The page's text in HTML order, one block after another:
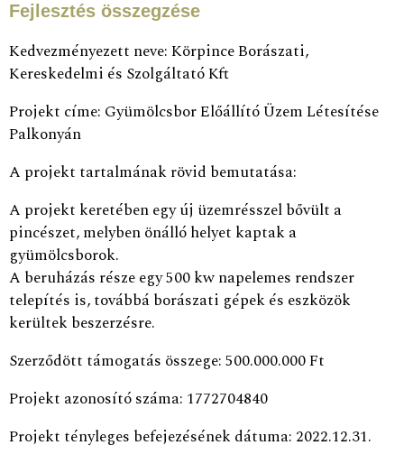
Fejlesztés összegzése
Kedvezményezett neve: Körpince Borászati,
Kereskedelmi és Szolgáltató Kft
Projekt címe: Gyümölcsbor Előállító Üzem Létesítése
Palkonyán
A projekt tartalmának rövid bemutatása:
A projekt keretében egy új üzemrésszel bővült a
pincészet, melyben önálló helyet kaptak a
gyümölcsborok.
A beruházás része egy 500 kw napelemes rendszer
telepítés is, továbbá borászati gépek és eszközök
kerültek beszerzésre.
Szerződött támogatás összege: 500.000.000 Ft
Projekt azonosító száma: 1772704840
Projekt tényleges befejezésének dátuma: 2022.12.31.